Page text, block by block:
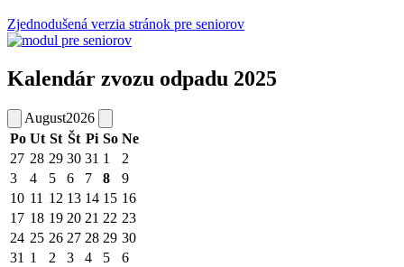
Zjednodušená verzia stránok pre seniorov
Kalendár zvozu odpadu 2025
August2026
Po Ut St Št Pi So Ne
27 28 29 30 31 1
2
3
4 5 6 7 8
9
10 11 12 13 14 15 16
17 18 19 20 21 22 23
24 25 26 27 28 29 30
31 1 2 3 4 5
6